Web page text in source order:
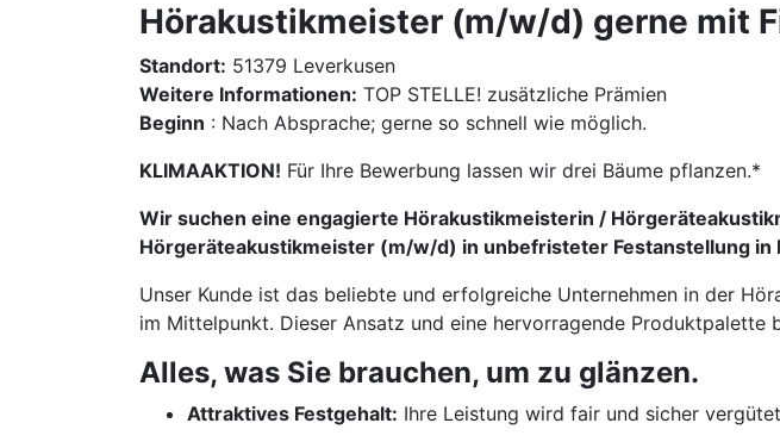
Hörakustikmeister (m/w/d) gerne mit
Standort: 51379 Leverkusen
Weitere Informationen: TOP STELLE! zusätzliche Prämien
Beginn : Nach Absprache; gerne so schnell wie möglich.
KLIMAAKTION! Für Ihre Bewerbung lassen wir drei Bäume pflanzen.*
Wir suchen eine engagierte Hörakustikmeisterin /
Hörgeräteakustikmeister (m/w/d) in unbefristeter Festanstellung in
Unser Kunde ist das beliebte und erfolgreiche Unternehmen in der
im Mittelpunkt. Dieser Ansatz und eine hervorragende Produktpalette
Alles, was Sie brauchen, um zu glänzen.
Attraktives Festgehalt: Ihre Leistung wird fair und sicher